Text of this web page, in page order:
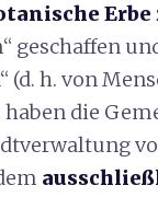
Erbe
geschaffen
(d. h. von
die